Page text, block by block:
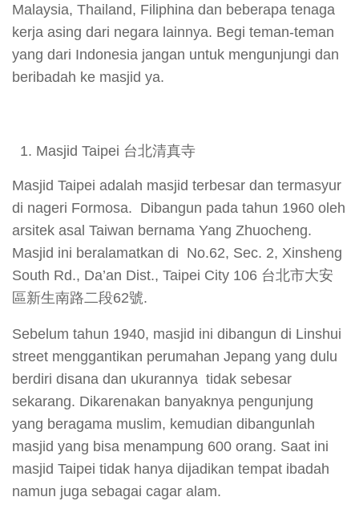
Malaysia, Thailand, Filiphina dan beberapa tenaga
kerja asing dari negara lainnya. Begi teman-teman
yang dari Indonesia jangan untuk mengunjungi dan
beribadah ke masjid ya.
Masjid Taipei 台北清真寺
Masjid Taipei adalah masjid terbesar dan termasyur
di nageri Formosa. Dibangun pada tahun 1960 oleh
arsitek asal Taiwan bernama Yang Zhuocheng.
Masjid ini beralamatkan di No.62, Sec. 2, Xinsheng
South Rd., Da’an Dist., Taipei City 106 台北市大安
區新生南路二段62號.
Sebelum tahun 1940, masjid ini dibangun di Linshui
street menggantikan perumahan Jepang yang dulu
berdiri disana dan ukurannya tidak sebesar
sekarang. Dikarenakan banyaknya pengunjung
yang beragama muslim, kemudian dibangunlah
masjid yang bisa menampung 600 orang. Saat ini
masjid Taipei tidak hanya dijadikan tempat ibadah
namun juga sebagai cagar alam.